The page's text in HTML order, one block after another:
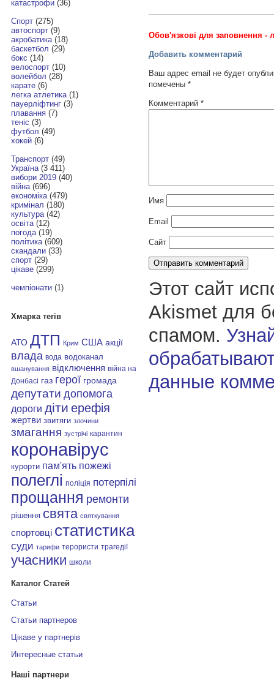
катастрофи(36)
Спорт(275)
автоспорт(9)
акробатика(18)
баскетбол (29)
бокс (14)
велоспорт(10)
волейбол (28)
карате(6)
легка атлетика(1)
пауерліфтинг(3)
плавання(7)
теніс (3)
футбол (49)
хокей(6)
Транспорт(49)
Україна(3 411)
вибори 2019(40)
війна(696)
економіка(479)
кримінал (180)
культура(42)
освіта(12)
погода(19)
політика(609)
скандали(33)
спорт(29)
цікаве(299)
чемпіонати(1)
Хмарка тегів
АТО ДТП Крим США акції
влада вода водоканал
вшанування відключення війна на
Донбасі газ герої громада
депутати допомога
дороги діти ерефія
жертви звитяги злочини
змагання зустрічі карантин
коронавірус
курорти пам'ять пожежі
полеглі поліція потерпілі
прощання ремонти
рішення свята святкування
спортовці статистика
суди тарифи терористи трагедії
учасники школи
Каталог Статей
Статьи
Статьи партнеров
Цікаве у партнерів
Интересные статьи
Наші партнери
Обов'язкові для заповнення -
Добавить комментарий
Ваш адрес email не будет
помечены *
Комментарий *
Имя
Email
Сайт
Этот сайт
Akismet для
спамом.
данные